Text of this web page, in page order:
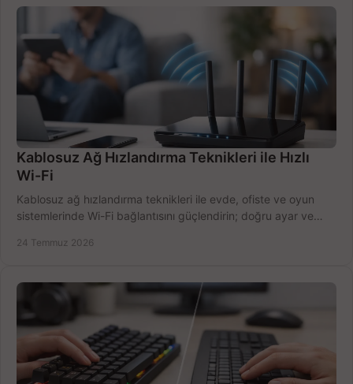
Kablosuz Ağ Hızlandırma Teknikleri ile Hızlı
Wi-Fi
Kablosuz ağ hızlandırma teknikleri ile evde, ofiste ve oyun
sistemlerinde Wi-Fi bağlantısını güçlendirin; doğru ayar ve
24 Temmuz 2026